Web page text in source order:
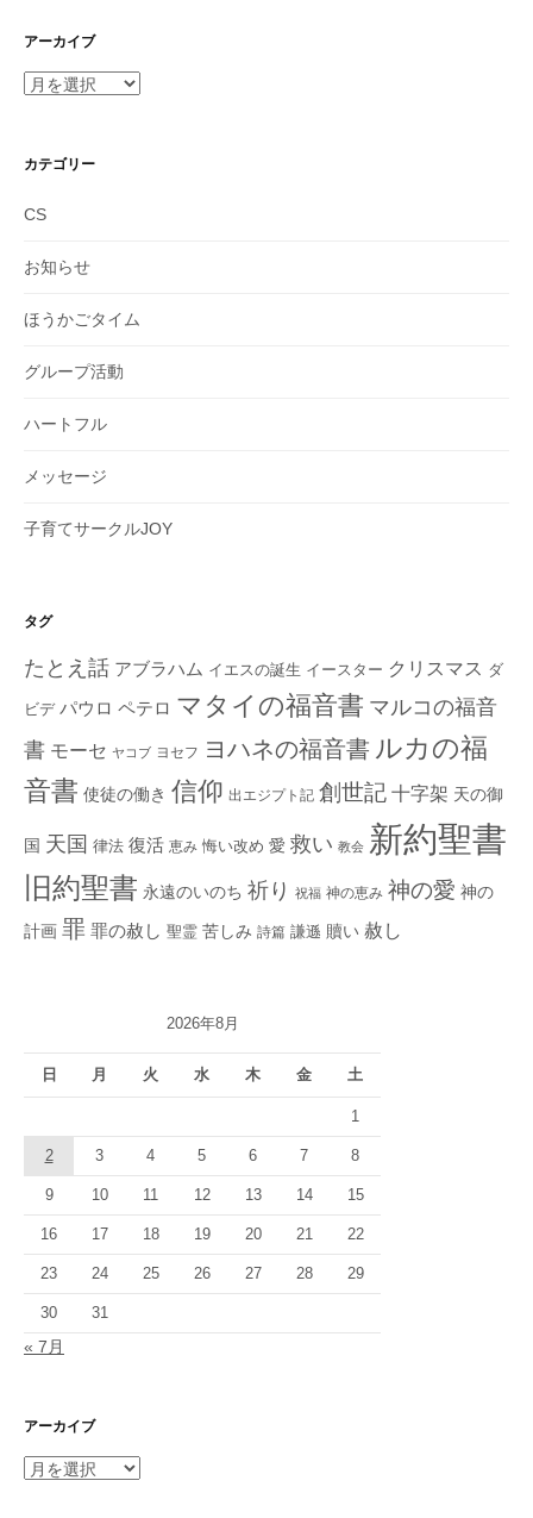
アーカイブ
ア
イ
カテゴリー
CS
お知らせ
ほうかごタイム
グループ活動
ハートフル
メッセージ
子育てサークルJOY
タグ
たとえ話 アブラハム イエスの誕生 イースター クリスマス ダ
ビデ パウロ ペテロ マタイの福音書 マルコの福音
書 モーセ ヤコブ ヨセフ ヨハネの福音書 ルカの福
音書 使徒の働き 信仰 出エジプト記 創世記 十字架 天の御
国 天国 律法 復活 恵み 悔い改め 愛 救い 教会 新約聖書
旧約聖書 永遠のいのち 祈り 祝福 神の恵み 神の愛 神の
計画 罪 罪の赦し 聖霊 苦しみ 詩篇 謙遜 贖い 赦し
2026年8月
日 月 火 水 木 金 土
1
2 3 4 5 6 7 8
9 10 11 12 13 14 15
16 17 18 19 20 21 22
23 24 25 26 27 28 29
30 31
« 7月
アーカイブ
ア